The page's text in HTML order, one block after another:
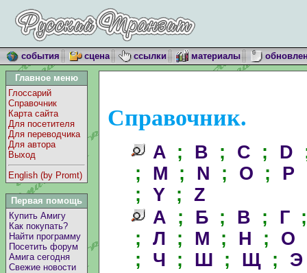
события сцена ссылки материалы
Главное меню
Глоссарий
Справочник
Карта сайта
Для посетителя
Для переводчика
Для автора
Выход
English (by Promt)
Первая помощь
Купить Амигу
Как покупать?
Найти программу
Посетить форум
Амига сегодня
Свежие новости
Справочник.
A ; B ; C ; D
; M ; N ; O ; P
; Y ; Z
А ; Б ; В ; Г
; Л ; М ; Н ; О
; Ч ; Ш ; Щ ; Э